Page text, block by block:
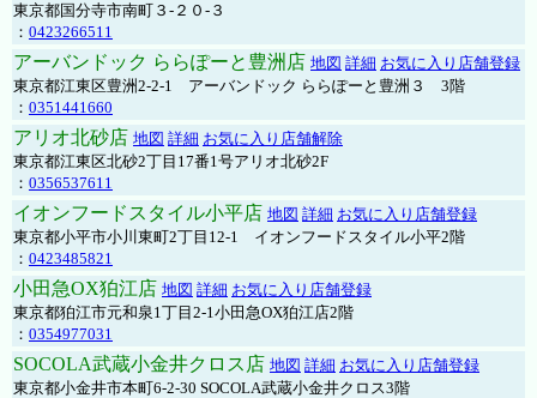
東京都国分寺市南町３-２０-３
： 0423266511
アーバンドック ららぽーと豊洲店 地図 詳細 お気に入り店舗登録
東京都江東区豊洲2-2-1 アーバンドック ららぽーと豊洲３ 3階
： 0351441660
アリオ北砂店 地図 詳細 お気に入り店舗解除
東京都江東区北砂2丁目17番1号アリオ北砂2F
： 0356537611
イオンフードスタイル小平店 地図 詳細 お気に入り店舗登録
東京都小平市小川東町2丁目12-1 イオンフードスタイル小平2階
： 0423485821
小田急OX狛江店 地図 詳細 お気に入り店舗登録
東京都狛江市元和泉1丁目2-1小田急OX狛江店2階
： 0354977031
SOCOLA武蔵小金井クロス店 地図 詳細 お気に入り店舗登録
東京都小金井市本町6-2-30 SOCOLA武蔵小金井クロス3階